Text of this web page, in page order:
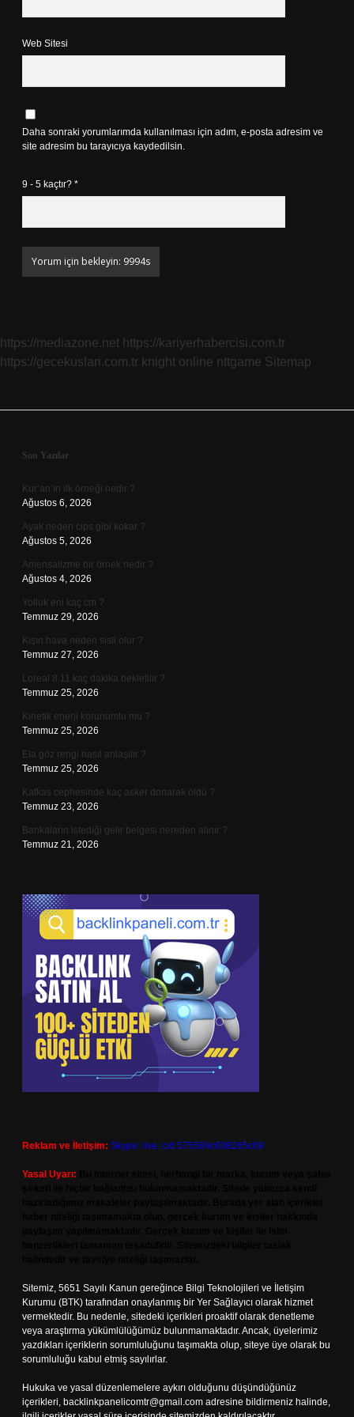
Web Sitesi
Daha sonraki yorumlarımda kullanılması için adım, e-posta adresim ve
site adresim bu tarayıcıya kaydedilsin.
9 - 5 kaçtır? *
https://mediazone.net https://kariyerhabercisi.com.tr
https://gecekuslari.com.tr knight online nttgame Sitemap
Sidebar
Son Yazılar
Kur’an’ın ilk örneği nedir ?
Ağustos 6, 2026
Ayak neden cips gibi kokar ?
Ağustos 5, 2026
Amensalizme bir örnek nedir ?
Ağustos 4, 2026
Yolluk eni kaç cm ?
Temmuz 29, 2026
Kışın hava neden sisli olur ?
Temmuz 27, 2026
Loreal 8.11 kaç dakika bekletilir ?
Temmuz 25, 2026
Kinetik enerji korunumlu mu ?
Temmuz 25, 2026
Ela göz rengi nasıl anlaşılır ?
Temmuz 25, 2026
Kafkas cephesinde kaç asker donarak öldü ?
Temmuz 23, 2026
Bankaların istediği gelir belgesi nereden alınır ?
Temmuz 21, 2026
Reklam ve İletişim: Skype: live:.cid.575569c608265c69
Yasal Uyarı:
Sitemiz, 5651 Sayılı Kanun gereğince Bilgi Teknolojileri ve İletişim
Kurumu (BTK) tarafından onaylanmış bir Yer Sağlayıcı olarak hizmet
vermektedir. Bu nedenle, sitedeki içerikleri proaktif olarak denetleme
veya araştırma yükümlülüğümüz bulunmamaktadır. Ancak, üyelerimiz
yazdıkları içeriklerin sorumluluğunu taşımakta olup, siteye üye olarak bu
sorumluluğu kabul etmiş sayılırlar.
Hukuka ve yasal düzenlemelere aykırı olduğunu düşündüğünüz
içerikleri, backlinkpanelicomtr@gmail.com adresine bildirmeniz halinde,